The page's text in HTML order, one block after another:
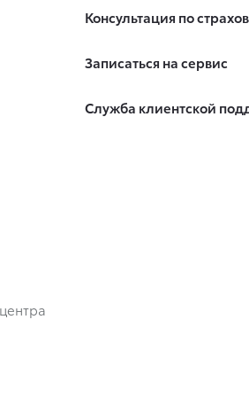
Консультация по
Записаться на сервис
Служба клиентской